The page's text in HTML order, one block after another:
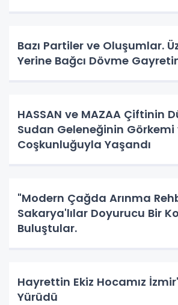
Bazı Partiler ve Oluşumlar.
Yerine Bağcı Dövme
HASSAN ve MAZAA Çiftinin
Sudan Geleneğinin Görkemi
Coşkunluğuyla Yaşandı
"Modern Çağda Arınma
Sakarya'lılar Doyurucu Bir
Buluştular.
Hayrettin Ekiz Hocamız
Yürüdü